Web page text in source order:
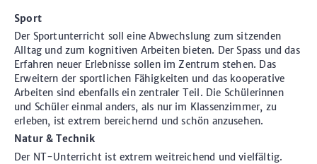
Sport
Der Sportunterricht soll eine Abwechslung zum sitzenden
Alltag und zum kognitiven Arbeiten bieten. Der Spass und das
Erfahren neuer Erlebnisse sollen im Zentrum stehen. Das
Erweitern der sportlichen Fähigkeiten und das kooperative
Arbeiten sind ebenfalls ein zentraler Teil. Die Schülerinnen
und Schüler einmal anders, als nur im Klassenzimmer, zu
erleben, ist extrem bereichernd und schön anzusehen.
Natur & Technik
Der NT-Unterricht ist extrem weitreichend und vielfältig.